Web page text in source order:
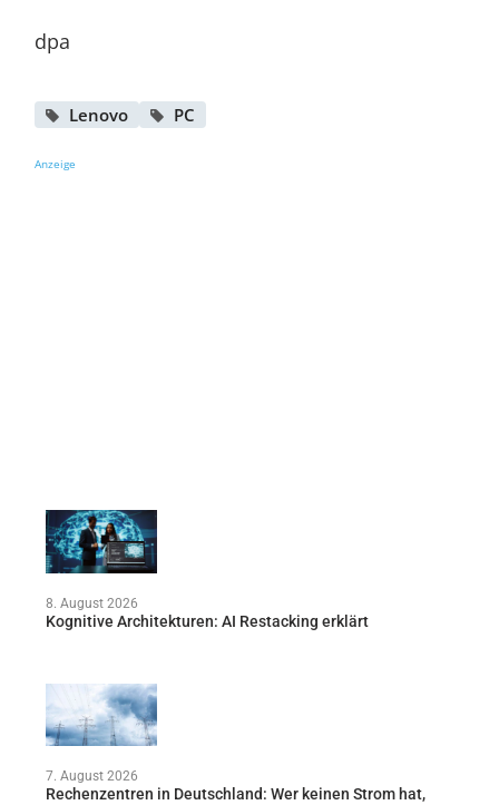
dpa
Lenovo PC
Anzeige
8. August 2026
Kognitive Architekturen: AI Restacking erklärt
7. August 2026
Rechenzentren in Deutschland: Wer keinen Strom hat,